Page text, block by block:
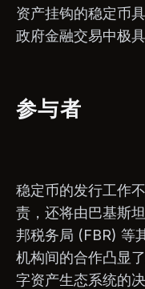
资产挂钩的稳定币
政府金融交易中极具
参与者
稳定币的发行工作
责，还将由巴基斯
邦税务局 (FBR) 等
机构间的合作凸显
字资产生态系统的决